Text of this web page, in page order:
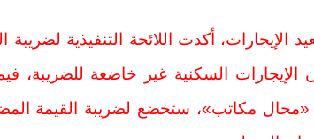
الإيجارات، أكدت اللائحة التنفيذية
أن الإيجارات السكنية غير خاضعة للضريبة،